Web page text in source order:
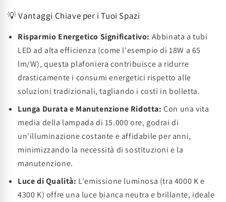
💡 Vantaggi Chiave per i Tuoi Spazi
Risparmio Energetico Significativo: Abbinata a tubi
LED ad alta efficienza (come l'esempio di 18W a 65
lm/W), questa plafoniera contribuisce a ridurre
drasticamente i consumi energetici rispetto alle
soluzioni tradizionali, tagliando i costi in bolletta.
Lunga Durata e Manutenzione Ridotta: Con una vita
media della lampada di 15.000 ore, godrai di
un'illuminazione costante e affidabile per anni,
minimizzando la necessità di sostituzioni e la
manutenzione.
Luce di Qualità: L'emissione luminosa (tra 4000 K e
4300 K) offre una luce bianca neutra e brillante, ideale